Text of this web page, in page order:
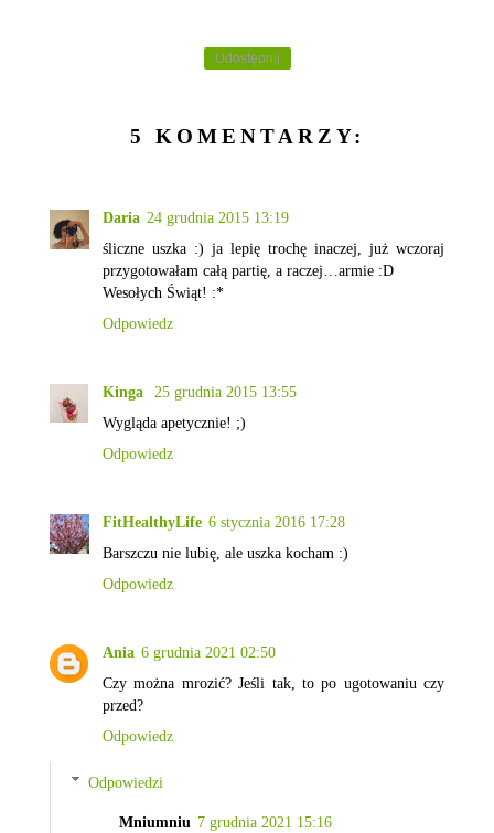
Udostępnij
5 KOMENTARZY:
Daria 24 grudnia 2015 13:19
śliczne uszka :) ja lepię trochę inaczej, już wczoraj
przygotowałam całą partię, a raczej…armie :D
Wesołych Świąt! :*
Odpowiedz
Kinga
25 grudnia 2015 13:55
Wygląda apetycznie! ;)
Odpowiedz
FitHealthyLife 6 stycznia 2016 17:28
Barszczu nie lubię, ale uszka kocham :)
Odpowiedz
Ania 6 grudnia 2021 02:50
Czy można mrozić? Jeśli tak, to po ugotowaniu czy
przed?
Odpowiedz
Odpowiedzi
Mniumniu 7 grudnia 2021 15:16